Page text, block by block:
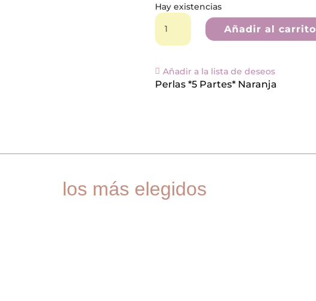
Hay existencias
Perlas
Partes*
Añadir al carrito
Añadir a la lista de deseos
Perlas *5 Partes* Naranja
los más elegidos